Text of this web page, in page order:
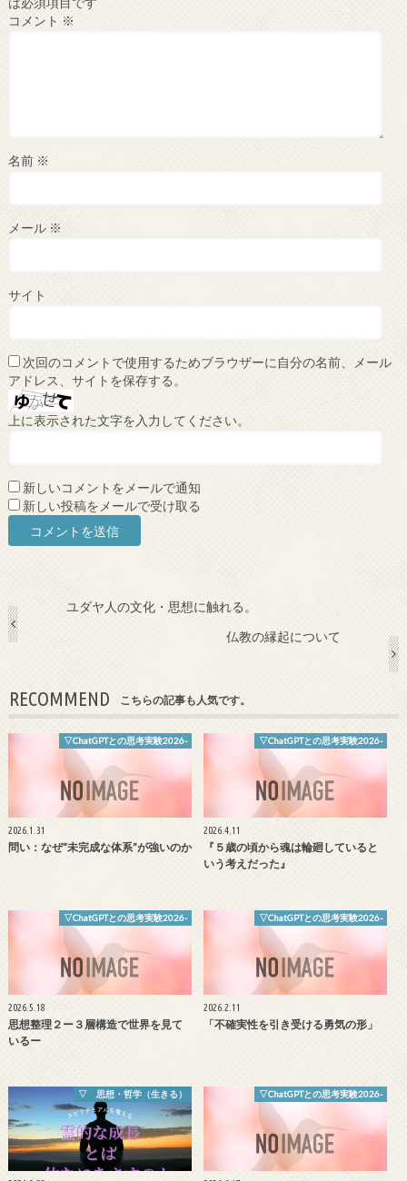
コメント ※
名前 ※
メール ※
サイト
次回のコメントで使用するためブラウザーに自分の名前、メール
アドレス、サイトを保存する。
上に表示された文字を入力してください。
新しいコメントをメールで通知
新しい投稿をメールで受け取る
ユダヤ人の文化・思想に触れる。
仏教の縁起について
RECOMMEND こちらの記事も人気です。
▽ChatGPTとの思考実験2026-
2026.1.31
問い：なぜ“未完成な体系”が強いのか
▽ChatGPTとの思考実験2026-
2026.4.11
『５歳の頃から魂は輪廻していると
いう考えだった』
▽ChatGPTとの思考実験2026-
2026.5.18
思想整理２ー３層構造で世界を見て
いるー
▽ChatGPTとの思考実験2026-
2026.2.11
「不確実性を引き受ける勇気の形」
▽ 思想・哲学（生きる） ▽ChatGPTとの思考実験2026-